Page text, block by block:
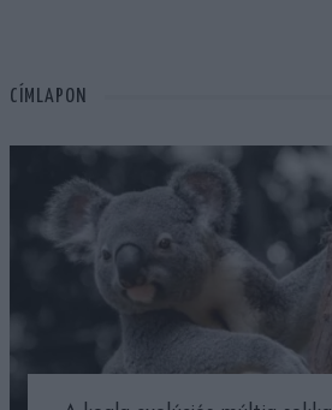
CÍMLAPON